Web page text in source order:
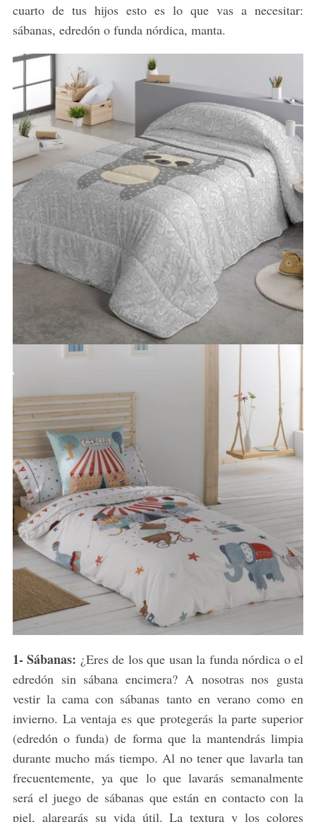
cuarto de tus hijos esto es lo que vas a necesitar:
sábanas, edredón o funda nórdica, manta.
1- Sábanas: ¿Eres de los que usan la funda nórdica o el
edredón sin sábana encimera? A nosotras nos gusta
vestir la cama con sábanas tanto en verano como en
invierno. La ventaja es que protegerás la parte superior
(edredón o funda) de forma que la mantendrás limpia
durante mucho más tiempo. Al no tener que lavarla tan
frecuentemente, ya que lo que lavarás semanalmente
será el juego de sábanas que están en contacto con la
piel, alargarás su vida útil. La textura y los colores